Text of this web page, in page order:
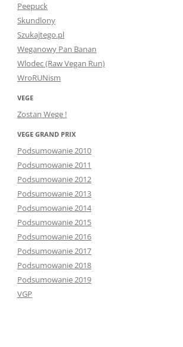
Peepuck
Skundlony
Szukajtego.pl
Weganowy Pan Banan
Wlodec (Raw Vegan Run)
WroRUNism
VEGE
Zostan Wege !
VEGE GRAND PRIX
Podsumowanie 2010
Podsumowanie 2011
Podsumowanie 2012
Podsumowanie 2013
Podsumowanie 2014
Podsumowanie 2015
Podsumowanie 2016
Podsumowanie 2017
Podsumowanie 2018
Podsumowanie 2019
VGP